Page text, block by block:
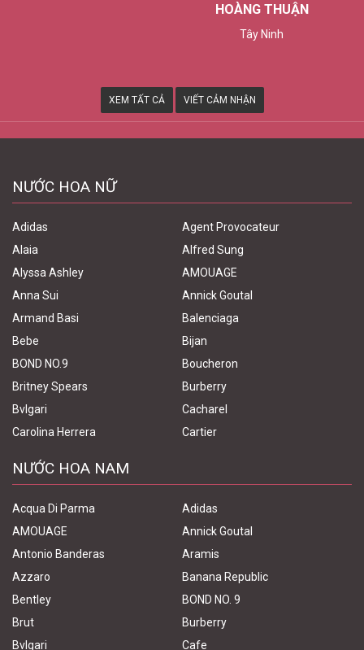
HOÀNG THUẬN
XEM TẤT CẢ VIẾT CẢM NHẬN
NƯỚC HOA NỮ
Adidas
Agent Provocateur
Alaia
Alfred Sung
Alyssa Ashley
AMOUAGE
Anna Sui
Annick Goutal
Armand Basi
Balenciaga
Bebe
Bijan
BOND NO.9
Boucheron
Britney Spears
Burberry
Bvlgari
Cacharel
Carolina Herrera
Cartier
NƯỚC HOA NAM
Acqua Di Parma
Adidas
AMOUAGE
Annick Goutal
Antonio Banderas
Aramis
Azzaro
Banana Republic
Bentley
BOND NO. 9
Brut
Burberry
Bvlgari
Cafe